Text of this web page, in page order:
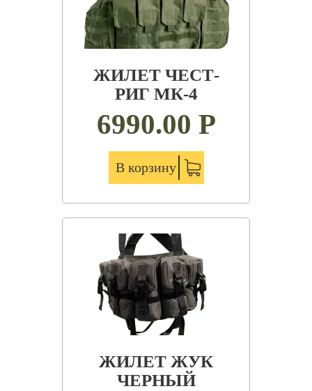
ЖИЛЕТ ЧЕСТ-
РИГ МК-4
6990.00 Р
В корзину
ЖИЛЕТ ЖУК
ЧЕРНЫЙ